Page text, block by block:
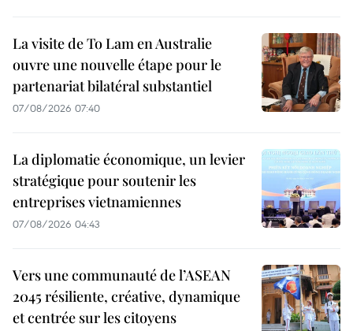
La visite de To Lam en Australie
ouvre une nouvelle étape pour le
partenariat bilatéral substantiel
07/08/2026 07:40
La diplomatie économique, un levier
stratégique pour soutenir les
entreprises vietnamiennes
07/08/2026 04:43
Vers une communauté de l’ASEAN
2045 résiliente, créative, dynamique
et centrée sur les citoyens